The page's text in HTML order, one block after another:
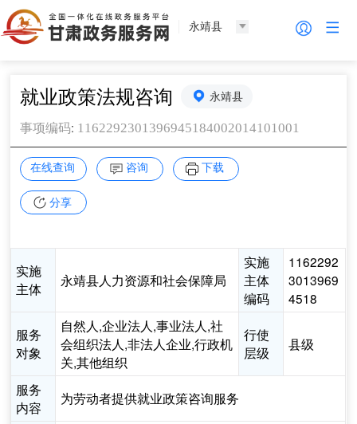
永靖县
就业政策法规咨询 永靖县
事项编码: 1162292301396945184002014101001
在线查询 咨询 下载
分享
实施
主体
永靖县人力资源和社会保障局
实施
主体
编码
1162292
3013969
4518
服务
对象
自然人,企业法人,事业法人,社
会组织法人,非法人企业,行政机
关,其他组织
行使
层级
县级
服务
内容
为劳动者提供就业政策咨询服务